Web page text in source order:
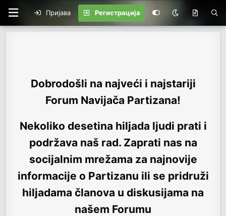
Пријава Регистрација
Dobrodošli na najveći i najstariji
Forum Navijača Partizana!
Nekoliko desetina hiljada ljudi prati i
podržava naš rad. Zaprati nas na
socijalnim mrežama za najnovije
informacije o Partizanu ili se pridruži
hiljadama članova u diskusijama na
našem Forumu